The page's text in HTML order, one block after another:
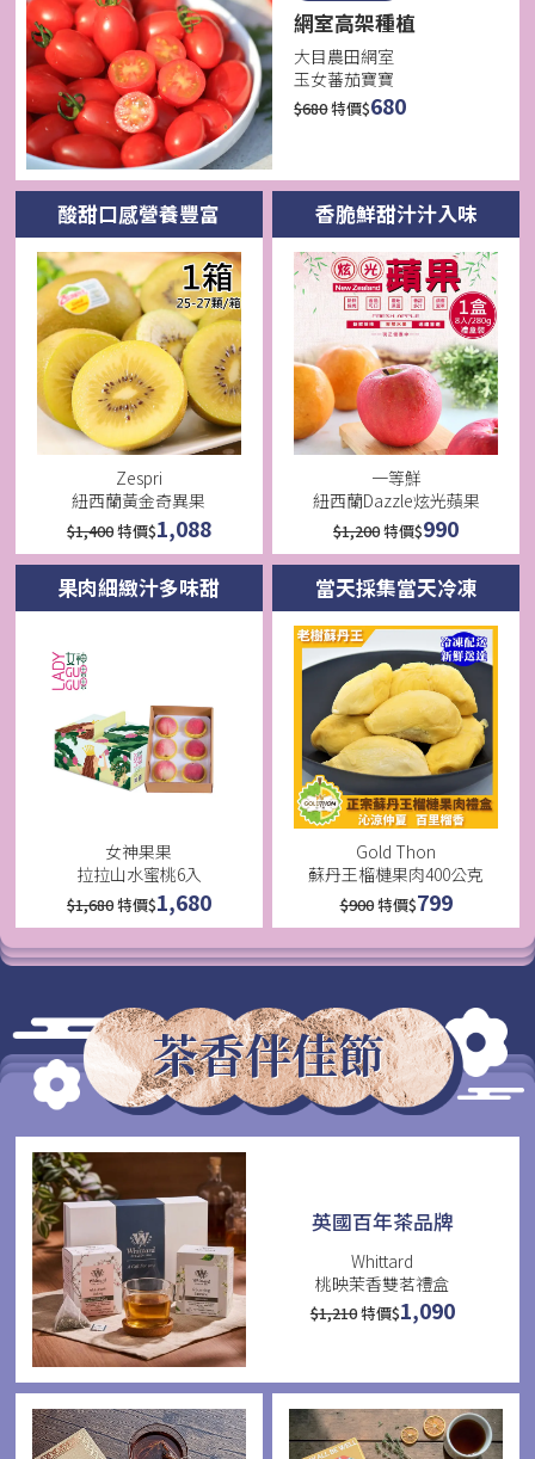
網室高架種植
大目農田網室
玉女蕃茄寶寶
$680特價$680
酸甜口感營養豐富
Zespri
紐西蘭黃金奇異果
$1,400特價$1,088
香脆鮮甜汁汁入味
一等鮮
紐西蘭Dazzle炫光蘋果
$1,200特價$990
果肉細緻汁多味甜
女神果果
拉拉山水蜜桃6入
$1,680特價$1,680
當天採集當天冷凍
Gold Thon
蘇丹王榴槤果肉400公克
$900特價$799
茶香伴佳節
英國百年茶品牌
Whittard
桃映茉香雙茗禮盒
$1,210特價$1,090